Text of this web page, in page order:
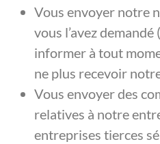
Vous envoyer notre
vous l’avez
informer à tout
ne plus recevoir
Vous envoyer des
relatives à notre
entreprises tierces